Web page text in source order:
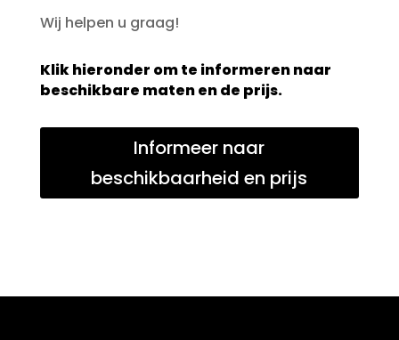
Wij helpen u graag!
Klik hieronder om te informeren naar
beschikbare maten en de prijs.
Informeer naar
beschikbaarheid en prijs